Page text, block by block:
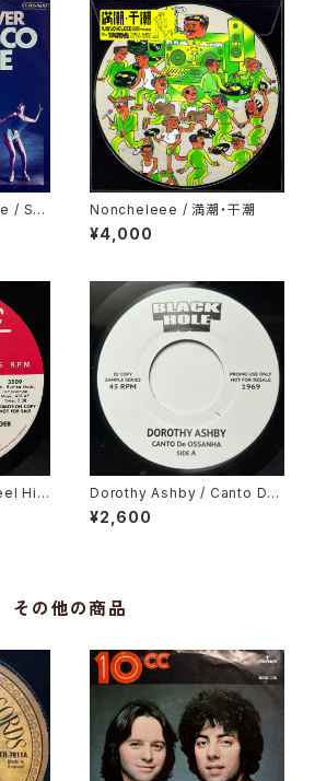
/ Scr
Noncheleee / 満潮・干潮
¥4,000
His
Dorothy Ashby / Canto De
Ossanha, Cause I Need It
¥2,600
その他の商品